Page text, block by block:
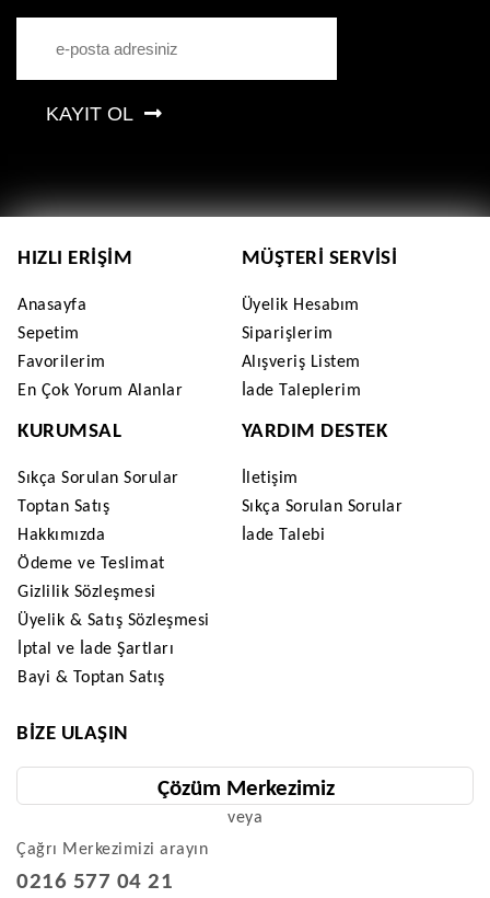
KAYIT OL
HIZLI ERIŞIM
Anasayfa
Sepetim
Favorilerim
En Çok Yorum Alanlar
MÜŞTERI SERVISI
Üyelik Hesabım
Siparişlerim
Alışveriş Listem
İade Taleplerim
KURUMSAL
Sıkça Sorulan Sorular
Toptan Satış
Hakkımızda
Ödeme ve Teslimat
Gizlilik Sözleşmesi
Üyelik & Satış Sözleşmesi
İptal ve İade Şartları
Bayi & Toptan Satış
YARDIM DESTEK
İletişim
Sıkça Sorulan Sorular
İade Talebi
BIZE ULAŞIN
Çözüm Merkezimiz
veya
Çağrı Merkezimizi arayın
0216 577 04 21